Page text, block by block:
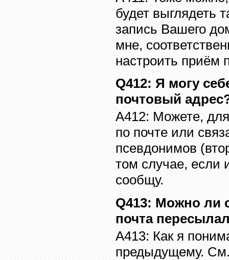
будет выглядеть
запись Вашего
мне,
настроить приём
Q412: Я могу
почтовый
A412: Можете, для
по почте или
псевдонимов
том случае, если
сообщу.
Q413: Можно ли
почта
A413: Как я
предыдущему.